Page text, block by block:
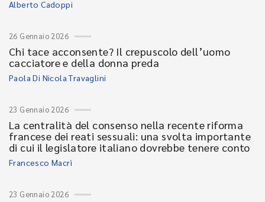
Alberto Cadoppi
26 Gennaio 2026
Chi tace acconsente? Il crepuscolo dell’uomo
cacciatore e della donna preda
Paola Di Nicola Travaglini
23 Gennaio 2026
La centralità del consenso nella recente riforma
francese dei reati sessuali: una svolta importante
di cui il legislatore italiano dovrebbe tenere conto
Francesco Macrì
23 Gennaio 2026